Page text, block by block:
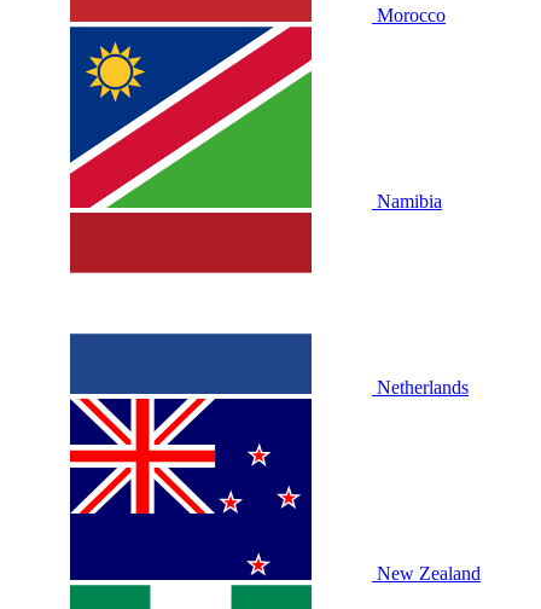
Morocco
Namibia
Netherlands
New Zealand